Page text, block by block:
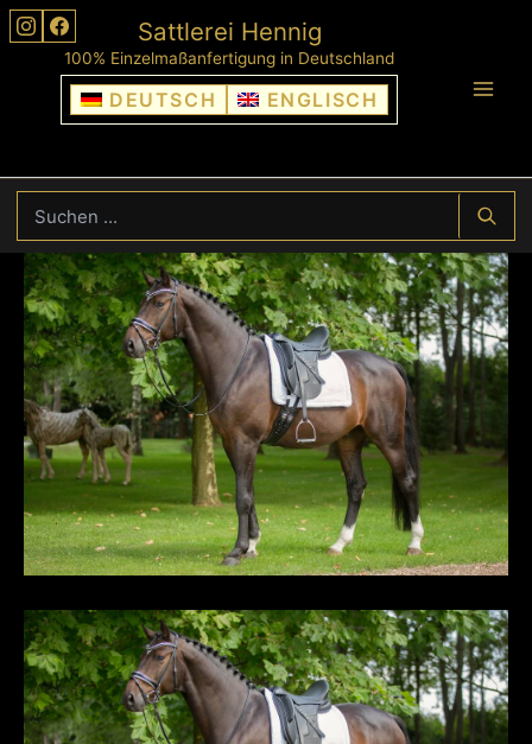
Zum
Inhalt
springen
Sattlerei Hennig
100% Einzelmaßanfertigung in Deutschland
DEUTSCH ENGLISCH